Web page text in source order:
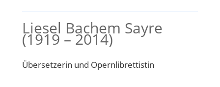
Liesel Bachem Sayre
(1919 – 2014)
Übersetzerin und Opernlibrettistin